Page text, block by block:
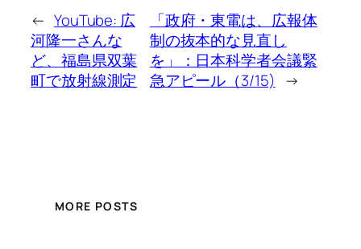
← YouTube: 広
河隆一さんな
ど、福島県双葉
町で放射線測定
「政府・東電は、広報体
制の抜本的な見直し
を」：日本科学者会議緊
急アピール（3/15) →
MORE POSTS